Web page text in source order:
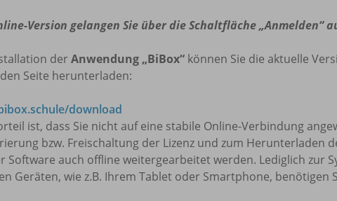
Version gelangen Sie über die Schaltfläche „Anmelden“
der Anwendung „BiBox“ können Sie die aktuelle
Seite herunterladen:
download
ist, dass Sie nicht auf eine stabile Online-Verbindung
bzw. Freischaltung der Lizenz und zum Herunterladen
Software auch offline weitergearbeitet werden. Lediglich zur
Geräten, wie z.B. Ihrem Tablet oder Smartphone, benötigen